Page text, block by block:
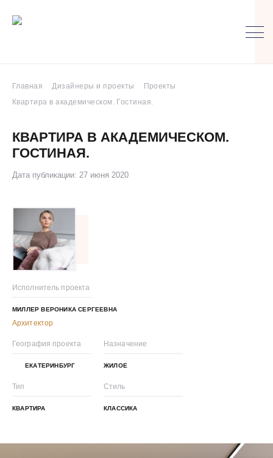
Главная Дизайнеры и проекты
Проекты
Квартира в академическом. Гостиная.
КВАРТИРА В АКАДЕМИЧЕСКОМ.
ГОСТИНАЯ.
Дата публикации: 27 июня 2020
Исполнитель проекта
МИЛЛЕР ВЕРОНИКА СЕРГЕЕВНА
Архитектор
География проекта
ЕКАТЕРИНБУРГ
Назначение
ЖИЛОЕ
Тип
КВАРТИРА
Стиль
КЛАССИКА